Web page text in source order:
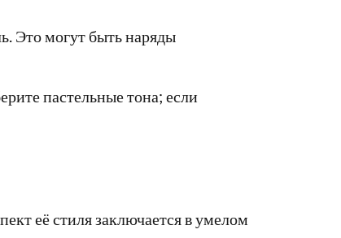
Это могут быть наряды
пастельные тона; если
её стиля заключается в умелом